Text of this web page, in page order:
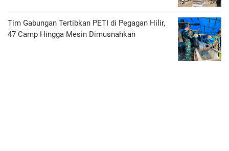
Tim Gabungan Tertibkan PETI di Pegagan Hilir,
47 Camp Hingga Mesin Dimusnahkan